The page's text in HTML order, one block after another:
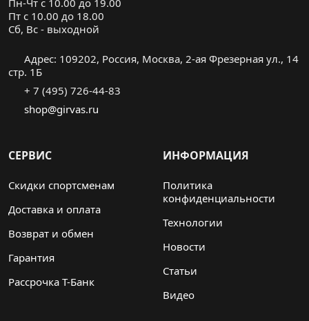
Пн-Чт с 10.00 до 19.00
Пт с 10.00 до 18.00
Cб, Вс - выходной
Адрес: 109202, Россия, Москва, 2-ая Фрезерная ул., 14
стр. 1Б
+ 7 (495) 726-44-83
shop@girvas.ru
СЕРВИС
Скидки спортсменам
Доставка и оплата
Возврат и обмен
Гарантия
Рассрочка Т-Банк
ИНФОРМАЦИЯ
Политика
конфиденциальности
Технологии
Новости
Статьи
Видео